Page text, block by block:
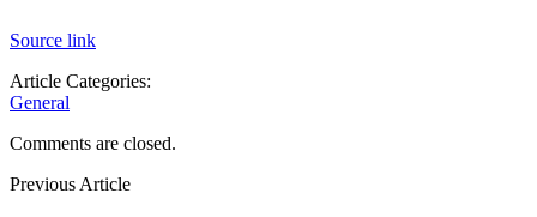
Source link
Article Categories:
General
Comments are closed.
Previous Article